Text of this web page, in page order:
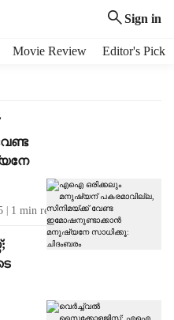
Sign in
Movie Review Editor's Pick
1 min read